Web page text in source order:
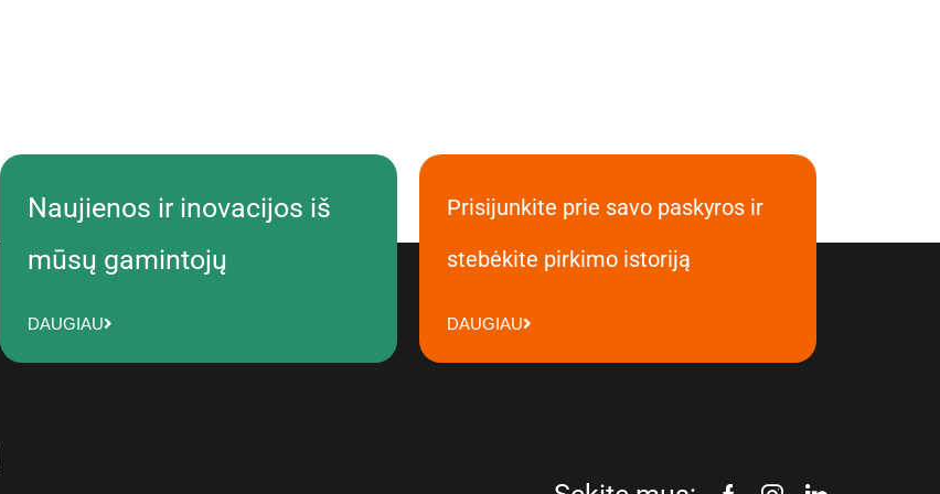
Naujienos ir inovacijos iš
mūsų gamintojų
DAUGIAU
Prisijunkite prie savo paskyros ir
stebėkite pirkimo istoriją
DAUGIAU